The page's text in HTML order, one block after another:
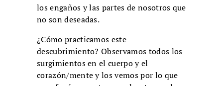
los engaños y las partes de nosotros que
no son deseadas.
¿Cómo practicamos este
descubrimiento? Observamos todos los
surgimientos en el cuerpo y el
corazón/mente y los vemos por lo que